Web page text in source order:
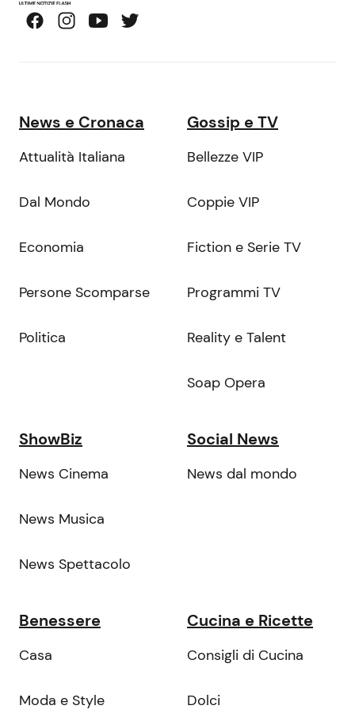
News e Cronaca
Attualità Italiana
Dal Mondo
Economia
Persone Scomparse
Politica
Gossip e TV
Bellezze VIP
Coppie VIP
Fiction e Serie TV
Programmi TV
Reality e Talent
Soap Opera
ShowBiz
News Cinema
News Musica
News Spettacolo
Social News
News dal mondo
Benessere
Casa
Moda e Style
Cucina e Ricette
Consigli di Cucina
Dolci